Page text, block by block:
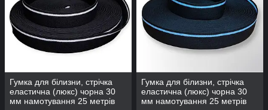
Гумка для білизни, стрічка
еластична (люкс) чорна 30
мм намотування 25 метрів
Гумка для білизни, стрічка
еластична (люкс) чорна 30
мм намотування 25 метрів